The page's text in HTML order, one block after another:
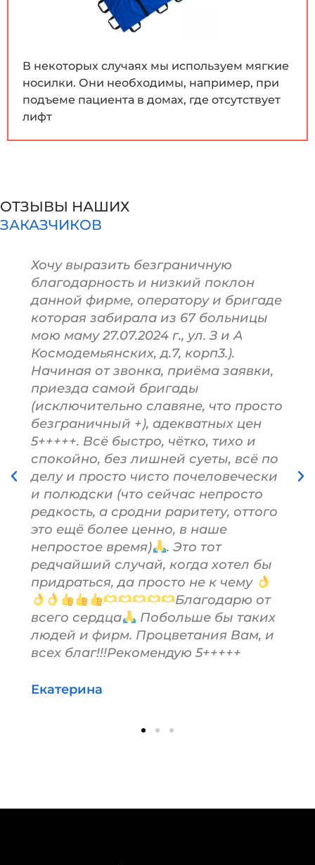
В некоторых случаях мы используем мягкие
носилки. Они необходимы, например, при
подъеме пациента в домах, где отсутствует
лифт
ОТЗЫВЫ НАШИХ
ЗАКАЗЧИКОВ
Хочу выразить безграничную
благодарность и низкий поклон
данной фирме, оператору и бригаде
которая забирала из 67 больницы
мою маму 27.07.2024 г., ул. З и А
Космодемьянских, д.7, корп3.).
Начиная от звонка, приёма заявки,
приезда самой бригады
(исключительно славяне, что просто
безграничный +), адекватных цен
5+++++. Всё быстро, чётко, тихо и
спокойно, без лишней суеты, всё по
делу и просто чисто почеловечески
и полюдски (что сейчас непросто
редкость, а сродни раритету, оттого
это ещё более ценно, в наше
непростое время)
. Это тот
редчайший случай, когда хотел бы
придраться, да просто не к чему
Благодарю от
всего сердца
Побольше бы таких
людей и фирм. Процветания Вам, и
всех благ!!!Рекомендую 5+++++
Екатерина